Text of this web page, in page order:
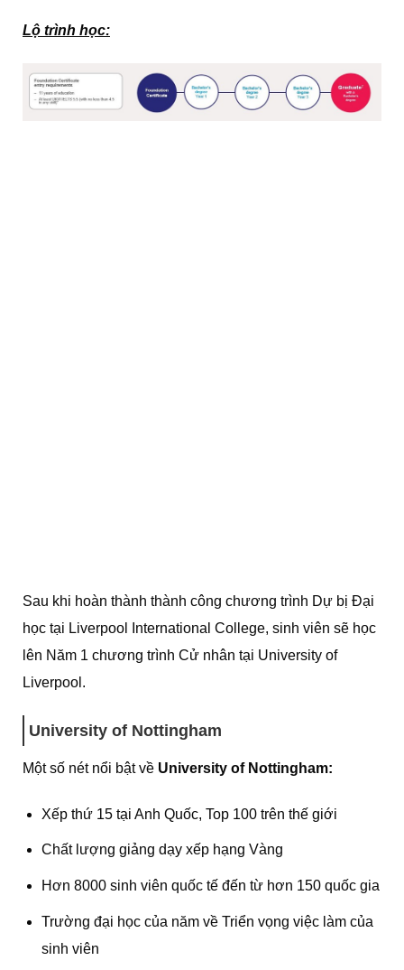
Lộ trình học:
Sau khi hoàn thành thành công chương trình Dự bị Đại
học tại Liverpool International College, sinh viên sẽ học
lên Năm 1 chương trình Cử nhân tại University of
Liverpool.
University of Nottingham
Một số nét nổi bật về University of Nottingham:
Xếp thứ 15 tại Anh Quốc, Top 100 trên thế giới
Chất lượng giảng dạy xếp hạng Vàng
Hơn 8000 sinh viên quốc tế đến từ hơn 150 quốc gia
Trường đại học của năm về Triển vọng việc làm của
sinh viên